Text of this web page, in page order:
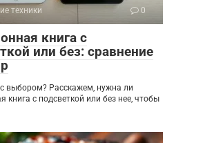
техники 0
книга с
или без: сравнение
выбором? Расскажем, нужна ли
книга с подсветкой или без нее, чтобы